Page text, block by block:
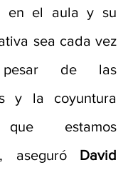
en el aula y su
sea cada vez
de las
y la coyuntura
estamos
aseguró David